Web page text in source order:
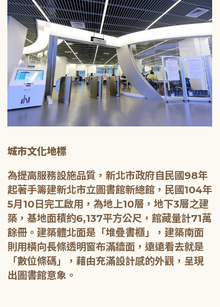
城市文化地標
為提高服務設施品質，新北市政府自民國98年
起著手籌建新北市立圖書館新總館，民國104年
5月10日完工啟用，為地上10層，地下3層之建
築，基地面積約6,137平方公尺，館藏量計71萬
餘冊。建築體北面是「堆疊書櫃」，建築南面
則用橫向長條透明窗布滿牆面，遠遠看去就是
「數位條碼」，藉由充滿設計感的外觀，呈現
出圖書館意象。